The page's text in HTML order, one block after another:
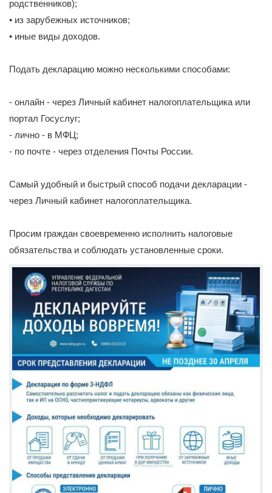
родственников);
• из зарубежных источников;
• иные виды доходов.
Подать декларацию можно несколькими способами:
- онлайн - через Личный кабинет налогоплательщика или
портал Госуслуг;
- лично - в МФЦ;
- по почте - через отделения Почты России.
Самый удобный и быстрый способ подачи декларации -
через Личный кабинет налогоплательщика.
Просим граждан своевременно исполнить налоговые
обязательства и соблюдать установленные сроки.